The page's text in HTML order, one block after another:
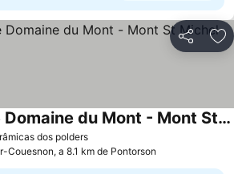
Partilhar
dos polders
Vacancéole - Le Domaine du Mont - Mont St Michel
Couesnon, a 8.1 km de Pontorson